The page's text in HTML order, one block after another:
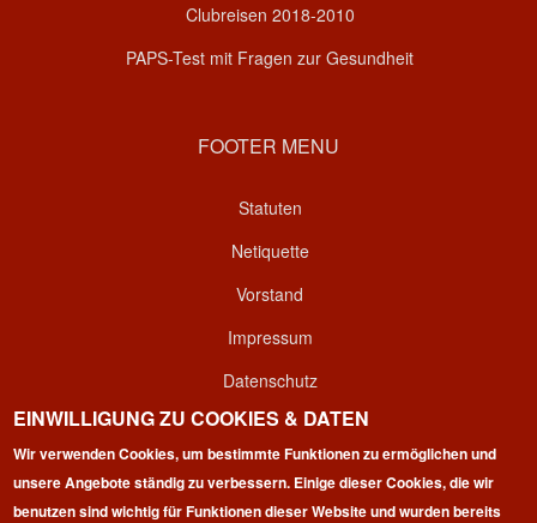
Clubreisen 2018-2010
PAPS-Test mit Fragen zur Gesundheit
FOOTER MENU
Statuten
Netiquette
Vorstand
Impressum
Datenschutz
Kontakt
Login
EINWILLIGUNG ZU COOKIES & DATEN
Wir verwenden Cookies, um bestimmte Funktionen zu ermöglichen und
unsere Angebote ständig zu verbessern. Einige dieser Cookies, die wir
benutzen sind wichtig für Funktionen dieser Website und wurden bereits